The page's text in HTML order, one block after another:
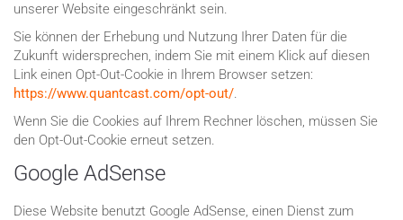
unserer Website eingeschränkt sein.
Sie können der Erhebung und Nutzung Ihrer Daten für die
Zukunft widersprechen, indem Sie mit einem Klick auf diesen
Link einen Opt-Out-Cookie in Ihrem Browser setzen:
https://www.quantcast.com/opt-out/.
Wenn Sie die Cookies auf Ihrem Rechner löschen, müssen Sie
den Opt-Out-Cookie erneut setzen.
Google AdSense
Diese Website benutzt Google AdSense, einen Dienst zum